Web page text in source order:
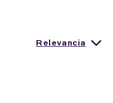
Relevancia